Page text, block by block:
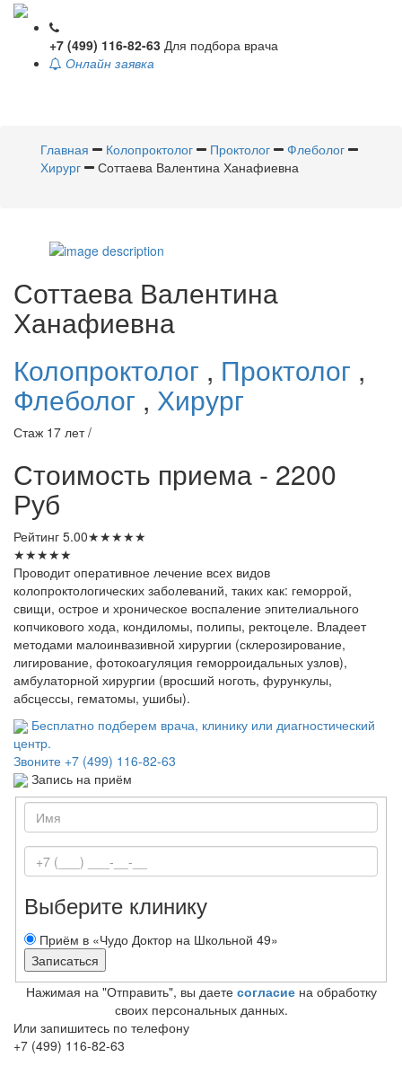
+7 (499) 116-82-63 Для подбора врача
Онлайн заявка
Главная
Колопроктолог Проктолог
Флеболог
Хирург
Соттаева Валентина Ханафиевна
Соттаева Валентина
Ханафиевна
Колопроктолог , Проктолог ,
Флеболог , Хирург
Стаж 17 лет /
Стоимость приема - 2200
Руб
Рейтинг 5.00★★★★★
★★★★★
Проводит оперативное лечение всех видов
колопроктологических заболеваний, таких как: геморрой,
свищи, острое и хроническое воспаление эпителиального
копчикового хода, кондиломы, полипы, ректоцеле. Владеет
методами малоинвазивной хирургии (склерозирование,
лигирование, фотокоагуляция геморроидальных узлов),
амбулаторной хирургии (вросший ноготь, фурункулы,
абсцессы, гематомы, ушибы).
Бесплатно подберем врача, клинику или диагностический
центр.
Звоните +7 (499) 116-82-63
Запись на приём
Выберите клинику
Приём в «Чудо Доктор на Школьной 49»
Нажимая на "Отправить", вы даете согласиена обработку
своих персональных данных.
Или запишитесь по телефону
+7 (499) 116-82-63